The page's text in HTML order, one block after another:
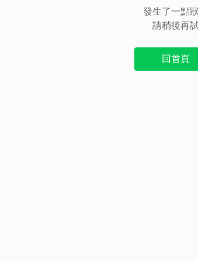
發生了一點
請稍後再
回首頁